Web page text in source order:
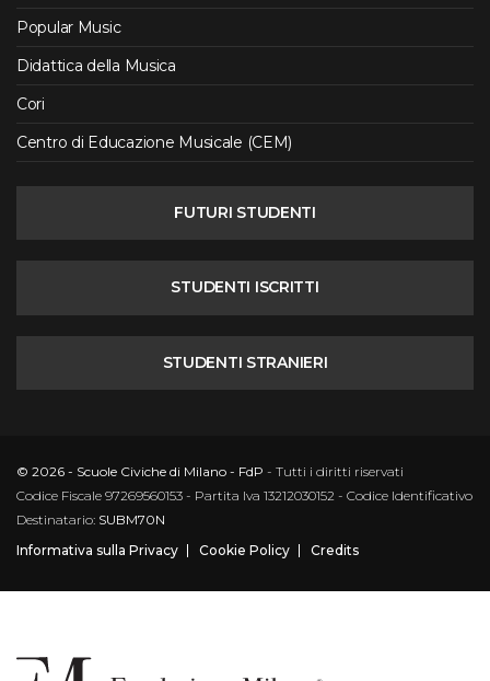
Popular Music
Didattica della Musica
Cori
Centro di Educazione Musicale (CEM)
FUTURI STUDENTI
STUDENTI ISCRITTI
STUDENTI STRANIERI
© 2026 - Scuole Civiche di Milano - FdP - Tutti i diritti riservati
Codice Fiscale 97269560153 - Partita Iva 13212030152 - Codice Identificativo
Destinatario: SUBM70N
Informativa sulla Privacy
Cookie Policy Credits